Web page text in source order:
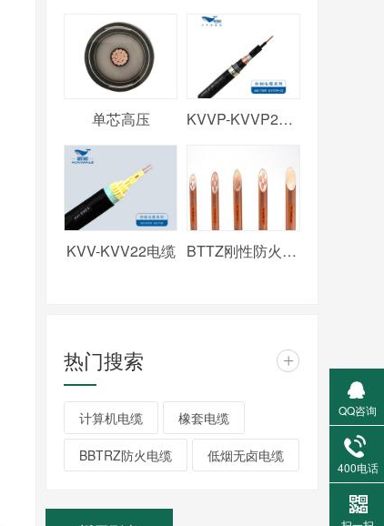
单芯高压 KVVP-KVVP2电缆
KVV-KVV22电缆 BTTZ刚性防火电缆
热门搜索 +
计算机电缆 橡套电缆
BBTRZ防火电缆 低烟无卤电缆
QQ咨询
400电话